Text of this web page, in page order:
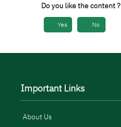
Do you like the content ?
Yes No
Important Links
About Us